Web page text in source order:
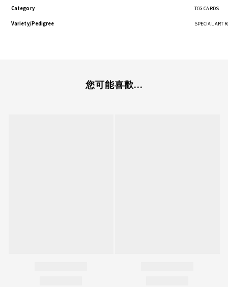
Category TCG CARDS
Variety/Pedigree SPECIAL ART
您可能喜歡...